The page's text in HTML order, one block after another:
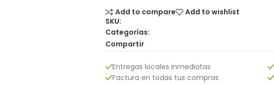
Add to compare
Add to wishlist
SKU:
Categorías:
Compartir
Entregas locales inmediatas
Factura en todas tus compras